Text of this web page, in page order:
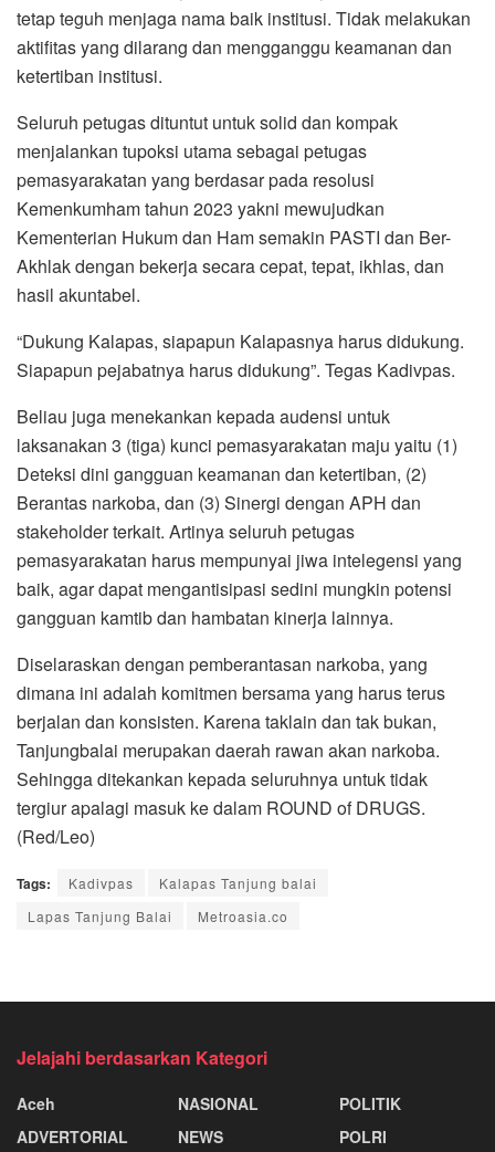
tetap teguh menjaga nama baik institusi. Tidak melakukan
aktifitas yang dilarang dan mengganggu keamanan dan
ketertiban institusi.
Seluruh petugas dituntut untuk solid dan kompak
menjalankan tupoksi utama sebagai petugas
pemasyarakatan yang berdasar pada resolusi
Kemenkumham tahun 2023 yakni mewujudkan
Kementerian Hukum dan Ham semakin PASTI dan Ber-
Akhlak dengan bekerja secara cepat, tepat, ikhlas, dan
hasil akuntabel.
“Dukung Kalapas, siapapun Kalapasnya harus didukung.
Siapapun pejabatnya harus didukung”. Tegas Kadivpas.
Beliau juga menekankan kepada audensi untuk
laksanakan 3 (tiga) kunci pemasyarakatan maju yaitu (1)
Deteksi dini gangguan keamanan dan ketertiban, (2)
Berantas narkoba, dan (3) Sinergi dengan APH dan
stakeholder terkait. Artinya seluruh petugas
pemasyarakatan harus mempunyai jiwa intelegensi yang
baik, agar dapat mengantisipasi sedini mungkin potensi
gangguan kamtib dan hambatan kinerja lainnya.
Diselaraskan dengan pemberantasan narkoba, yang
dimana ini adalah komitmen bersama yang harus terus
berjalan dan konsisten. Karena taklain dan tak bukan,
Tanjungbalai merupakan daerah rawan akan narkoba.
Sehingga ditekankan kepada seluruhnya untuk tidak
tergiur apalagi masuk ke dalam ROUND of DRUGS.
(Red/Leo)
Tags: Kadivpas
Kalapas Tanjung balai
Lapas Tanjung Balai
Metroasia.co
Jelajahi berdasarkan Kategori
Aceh
ADVERTORIAL
NASIONAL
NEWS
POLITIK
POLRI